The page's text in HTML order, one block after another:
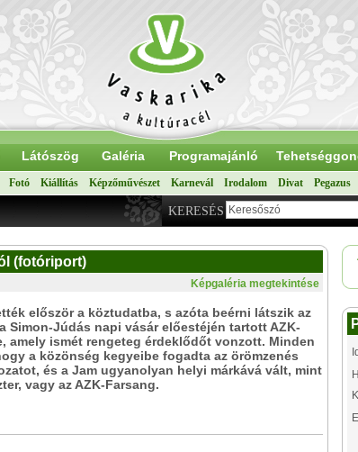
Látószög Galéria Programajánló
Fotó Kiállítás Képzőművészet Karnevál Irodalom Divat Pegazus
KERESÉS
(fotóriport)
Képgaléria megtekintése
először a köztudatba, s azóta beérni látszik az
Simon-Júdás napi vásár előestéjén tartott AZK-
amely ismét rengeteg érdeklődőt vonzott. Minden
a közönség kegyeibe fogadta az örömzenés
és a Jam ugyanolyan helyi márkává vált, mint
vagy az AZK-Farsang.